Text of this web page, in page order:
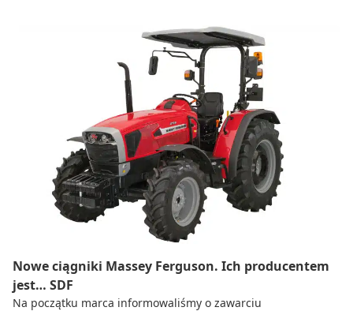
Nowe ciągniki Massey Ferguson. Ich producentem
jest… SDF
Na początku marca informowaliśmy o zawarciu